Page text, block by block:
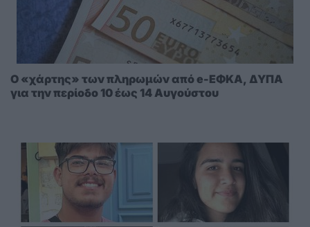
Ο «χάρτης» των πληρωμών από e-ΕΦΚΑ, ΔΥΠΑ
για την περίοδο 10 έως 14 Αυγούστου